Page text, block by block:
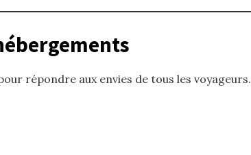
répondre aux envies de tous les voyageurs.